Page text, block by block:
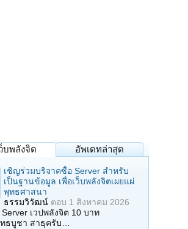
บพลังจิต อัพเดทล่าสุด
เชิญร่วมบริจาคซื้อ Server สำหรับ
เป็นฐานข้อมูล เพื่อเว็บพลังจิตเผยแผ่
พุทธศาสนา
ธรรมวิวัฒน์ ตอบ 1 สิงหาคม 2026
เวปพลังจิต 10 บาท
ทธบูชา สาธุครับ…